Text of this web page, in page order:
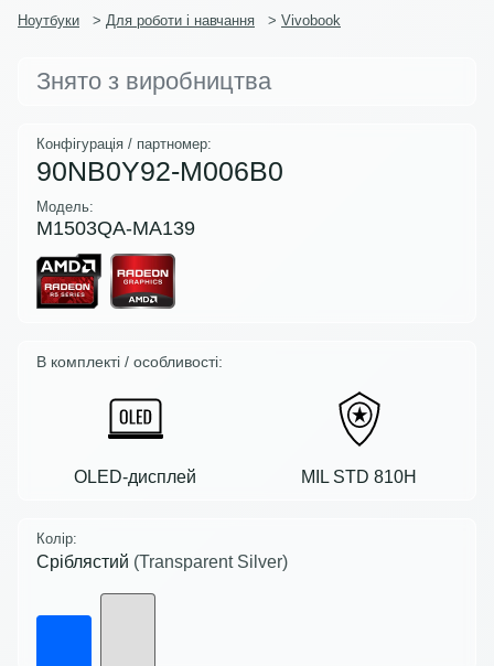
Ноутбуки > Для роботи і навчання > Vivobook
Знято з виробництва
Конфігурація / партномер:
90NB0Y92-M006B0
Модель:
M1503QA-MA139
В комплекті / особливості:
OLED-дисплей MIL STD 810H
Колір:
Сріблястий (Transparent Silver)